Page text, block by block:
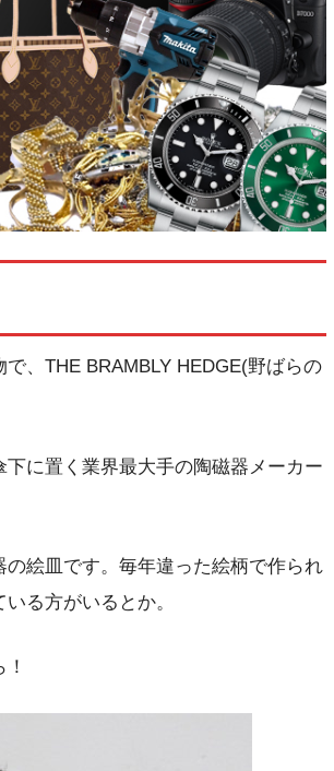
、THE BRAMBLY HEDGE(野ばらの
に置く業界最大手の陶磁器メーカー
絵皿です。毎年違った絵柄で作られ
る方がいるとか。